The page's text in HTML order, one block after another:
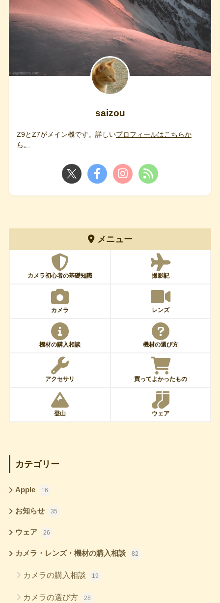
saizou
Z9とZ7がメイン機です。詳しいプロフィールはこちらか
ら。
メニュー
カメラ初心者の基礎知識 撮影記
カメラ レンズ
機材の購入相談 機材の選び方
アクセサリ 買ってよかったもの
登山 ウェア
カテゴリー
Apple 16
お知らせ 35
ウェア 26
カメラ・レンズ・機材の購入相談 82
カメラの購入相談 19
カメラの選び方 28